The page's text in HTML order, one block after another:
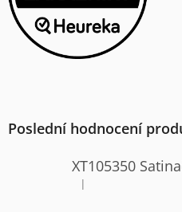
Poslední hodnocení
Hodnocení
|